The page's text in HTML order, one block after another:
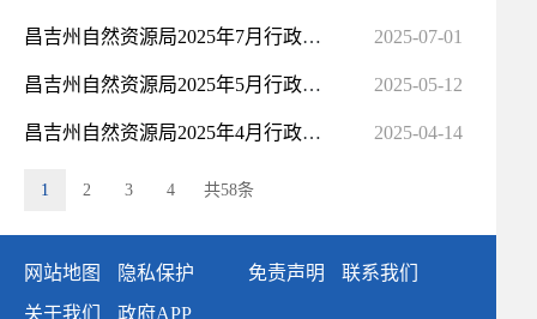
昌吉州自然资源局2025年7月行政处罚事项公示 2025-07-01
昌吉州自然资源局2025年5月行政处罚事项公示 2025-05-12
昌吉州自然资源局2025年4月行政处罚事项公示 2025-04-14
1 2 3 4 共58条
网站地图 隐私保护 免责声明
联系我们
关于我们
政府APP